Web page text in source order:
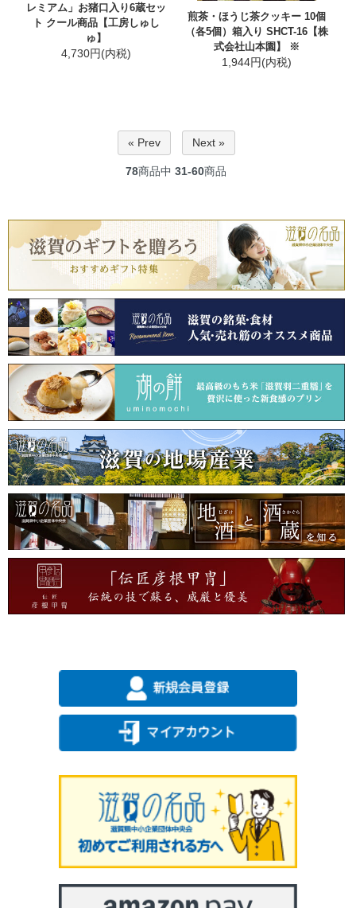
レミアム」お猪口入り6蔵セッ
ト クール商品【工房しゅし
ゅ】
4,730円(内税)
煎茶・ほうじ茶クッキー 10個
（各5個）箱入り SHCT-16【株
式会社山本園】 ※
1,944円(内税)
« Prev Next »
78商品中 31-60商品